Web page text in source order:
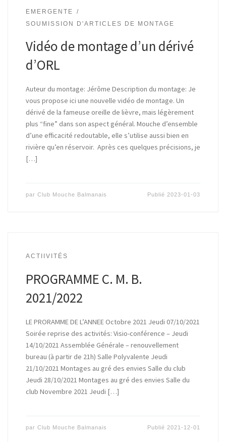
EMERGENTE
SOUMISSION D'ARTICLES DE MONTAGE
Vidéo de montage d’un dérivé
d’ORL
Auteur du montage: Jérôme Description du montage: Je
vous propose ici une nouvelle vidéo de montage. Un
dérivé de la fameuse oreille de lièvre, mais légèrement
plus “fine” dans son aspect général. Mouche d’ensemble
d’une efficacité redoutable, elle s’utilise aussi bien en
rivière qu’en réservoir. Après ces quelques précisions, je
[…]
par Club Mouche Balmanais Publié 2023-01-03
ACTIIVITÉS
PROGRAMME C. M. B.
2021/2022
LE PRORAMME DE L’ANNEE Octobre 2021 Jeudi 07/10/2021
Soirée reprise des activités: Visio-conférence – Jeudi
14/10/2021 Assemblée Générale – renouvellement
bureau (à partir de 21h) Salle Polyvalente Jeudi
21/10/2021 Montages au gré des envies Salle du club
Jeudi 28/10/2021 Montages au gré des envies Salle du
club Novembre 2021 Jeudi […]
par Club Mouche Balmanais Publié 2021-12-01